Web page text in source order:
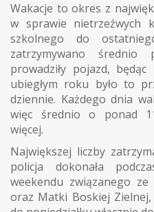
Wakacje to okres z
w sprawie nietrzeźwych
szkolnego do
zatrzymywano
prowadziły pojazd,
ubiegłym roku było to
dziennie. Każdego dnia
więc średnio o ponad
więcej.
Największej liczby
policja dokonała
weekendu związanego
oraz Matki Boskiej